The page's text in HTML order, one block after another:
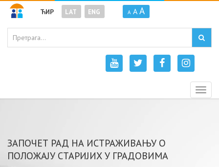
ЋИР LAT ENG A A A
ЗАПОЧЕТ РАД НА ИСТРАЖИВАЊУ О
ПОЛОЖАЈУ СТАРИЈИХ У ГРАДОВИМА